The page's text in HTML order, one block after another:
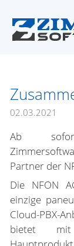
02.03.2021
Ab
Partner der
Die NFON
einzige
Cloud-PBX-
bietet